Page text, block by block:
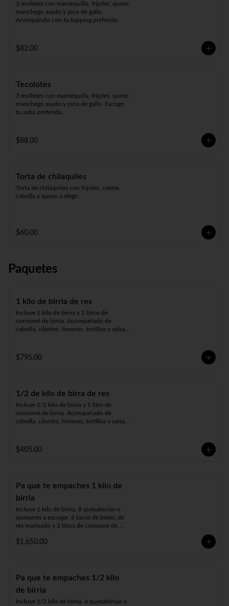
3 molletes con mantequilla, frijoles, queso
manchego asado y pico de gallo.
Acompáñalo con tu topping preferido.
$82.00
Tecolotes
3 molletes con mantequilla, frijoles, queso
manchego asado y pico de gallo. Escoge
tu salsa preferida.
$88.00
Torta de chilaquiles
Torta de chilaquiles con frijoles, crema,
cebolla y queso a elegir.
$60.00
Paquetes
1 kilo de birria de res
Incluye 1 kilo de birria y 2 litros de
consomé de birria. Acompañado de
cebolla, cilantro, limones, tortillas y salsa a
$795.00
1/2 de kilo de birra de res
Incluye 1/2 kilo de birria y 1 litro de
consomé de birria. Acompañado de
cebolla, cilantro, limones, tortillas y salsa a
$405.00
Pa que te empaches 1 kilo de
birria
Incluye 1 kilo de birria, 8 quesabirrias o
quesarrés a escoger, 8 tacos de bistec de
res marinado y 2 litros de consomé de
tortillas, limones y salsa a elegir.
$1,650.00
Pa que te empaches 1/2 kilo
de birria
Incluye 1/2 kilo de birria, 4 quesabirrias o